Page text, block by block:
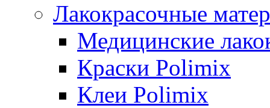
Лакокрасочные
Медицинские
Краски Polimix
Клеи Polimix